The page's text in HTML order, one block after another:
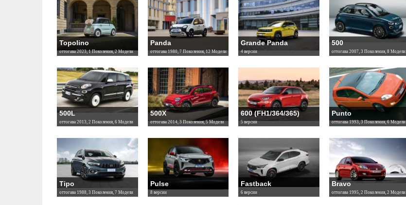
Topolino
оттогава 2023, 1 Поколения, 2 Модели
Panda
оттогава 1980, 7 Поколения, 12 Модели
Grande Panda
4 версии
500
оттогава 2007, 3 Поколения, 8 Модели
500L
оттогава 2013, 2 Поколения, 6 Модели
500X
оттогава 2014, 3 Поколения, 5 Модели
600 (FH1/364/365)
5 версии
Punto
оттогава 1993, 3 Поколения, 6 Модели
Tipo
оттогава 1988, 3 Поколения, 7 Модели
Pulse
8 версии
Fastback
6 версии
Bravo
оттогава 1995, 2 Поколения, 2 Модели